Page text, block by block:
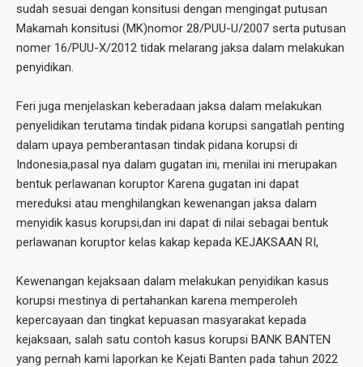
sudah sesuai dengan konsitusi dengan mengingat putusan
Makamah konsitusi (MK)nomor 28/PUU-U/2007 serta putusan
nomer 16/PUU-X/2012 tidak melarang jaksa dalam melakukan
penyidikan.
Feri juga menjelaskan keberadaan jaksa dalam melakukan
penyelidikan terutama tindak pidana korupsi sangatlah penting
dalam upaya pemberantasan tindak pidana korupsi di
Indonesia,pasal nya dalam gugatan ini, menilai ini merupakan
bentuk perlawanan koruptor Karena gugatan ini dapat
mereduksi atau menghilangkan kewenangan jaksa dalam
menyidik kasus korupsi,dan ini dapat di nilai sebagai bentuk
perlawanan koruptor kelas kakap kepada KEJAKSAAN RI,
Kewenangan kejaksaan dalam melakukan penyidikan kasus
korupsi mestinya di pertahankan karena memperoleh
kepercayaan dan tingkat kepuasan masyarakat kepada
kejaksaan, salah satu contoh kasus korupsi BANK BANTEN
yang pernah kami laporkan ke Kejati Banten pada tahun 2022